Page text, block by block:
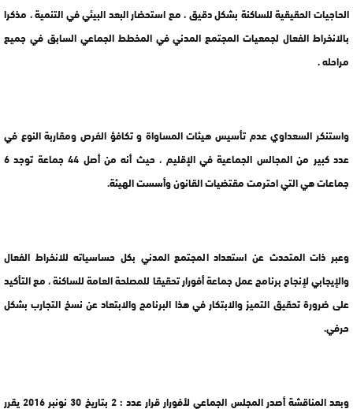
الحاجيات الحقيقية للساكنة بشكل دقيق ، مع استحضار البعد البيئي في التنمية ، مذكرا
بالانخراط الفعال لجمعيات المجتمع المدني في المخطط الجماعي السابق في جميع
مراحله .
واستنكر السعداوي عدم تأسيس هيئات المساواة و تكافؤ الفرص ومقاربة النوع في
عدد كبير من المجالس الجماعية في الإقليم ، حيث أنه من أصل 44 جماعة توجد 6
جماعات هي التي احترمت مقتضيات القانون وأسست الهيئة.
وعبر ذات المتحدث عن استعداد المجتمع المدني بكل حساسياته للانخراط الفعال
والإيجابي لإنجاح برنامج عمل جماعة أفورار تحقيقا للمصلحة العامة للساكنة ، مع التأكيد
على ضرورة تحقيق التميز والابتكار في هذا البرنامج والابتعاد عن نسخ التجارب بشكل
حرفي.
وبعد المناقشة أصدر المجلس الجماعي لأفورار قرار عدد : 2 بتاريخ 30 نونبر 2016 يقرر